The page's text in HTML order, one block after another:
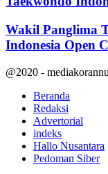
Wakil Panglima
Indonesia Open
@2020 -
Beranda
Redaksi
Advertorial
indeks
Hallo Nusantara
Pedoman Siber